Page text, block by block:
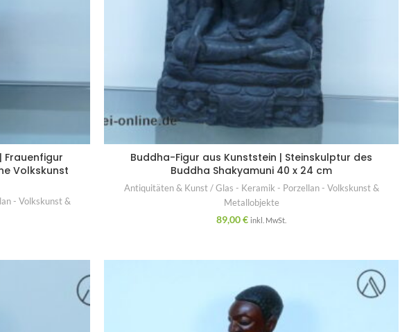
Frauenfigur
Volkskunst
- Volkskunst &
Buddha-Figur aus Kunststein | Steinskulptur des
Buddha Shakyamuni 40 x 24 cm
Antiquitäten & Kunst / Glas - Keramik - Porzellan - Volkskunst &
Metallobjekte
89,00€ inkl. MwSt.